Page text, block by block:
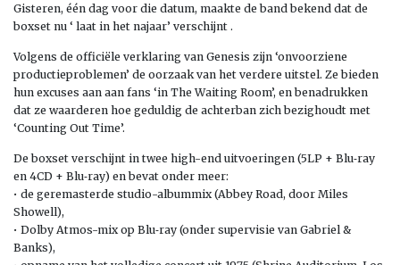
Gisteren, één dag voor die datum, maakte de band bekend dat de
boxset nu ‘ laat in het najaar’ verschijnt .
Volgens de officiële verklaring van Genesis zijn ‘onvoorziene
productieproblemen’ de oorzaak van het verdere uitstel. Ze bieden
hun excuses aan aan fans ‘in The Waiting Room’, en benadrukken
dat ze waarderen hoe geduldig de achterban zich bezighoudt met
‘Counting Out Time’.
De boxset verschijnt in twee high-end uitvoeringen (5LP + Blu‑ray
en 4CD + Blu‑ray) en bevat onder meer:
• de geremasterde studio-albummix (Abbey Road, door Miles
Showell),
• Dolby Atmos-mix op Blu‑ray (onder supervisie van Gabriel &
Banks),